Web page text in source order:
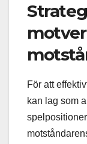
För att
kan lag som